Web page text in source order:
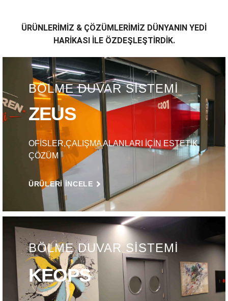
ÜRÜNLERİMİZ & ÇÖZÜMLERİMİZ DÜNYANIN YEDİ
HARİKASI İLE ÖZDEŞLEŞTİRDİK.
BÖLME DUVAR SİSTEMİ
ZEUS
OFİSLER,ÇALIŞMA ALANLARI İÇİN ESTETİK
ÇÖZÜM
ÜRÜLERI INCELE
BÖLME DUVAR SİSTEMİ
KEOPS